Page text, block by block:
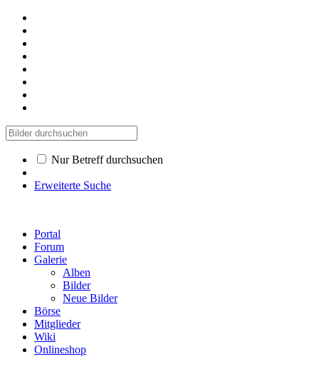
Nur Betreff durchsuchen
Erweiterte Suche
Portal
Forum
Galerie
Alben
Bilder
Neue Bilder
Börse
Mitglieder
Wiki
Onlineshop